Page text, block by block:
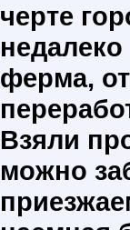
черте
ферма,
Взяли
можно